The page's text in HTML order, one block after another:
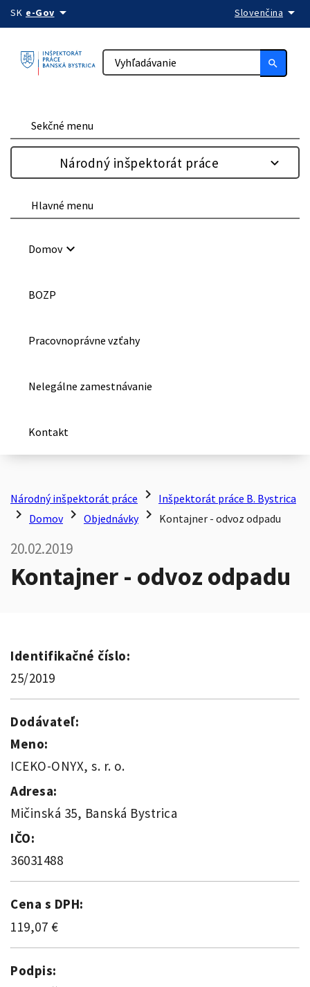
Preskočiť na obsah
SK e-Govarrow_drop_down Slovenčina arrow_drop_down
search
Sekčné menu
Národný inšpektorát práce
Hlavné menu
Domovkeyboard_arrow_down
BOZP
Pracovnoprávne vzťahy
Nelegálne zamestnávanie
Kontakt
Národný inšpektorát práce chevron_right Inšpektorát práce B. Bystrica
chevron_right Domov chevron_right Objednávky chevron_right Kontajner - odvoz odpadu
20.02.2019
Kontajner - odvoz odpadu
Identifikačné číslo:
25/2019
Dodávateľ:
Meno:
ICEKO-ONYX, s. r. o.
Adresa:
Mičinská 35, Banská Bystrica
IČO:
36031488
Cena s DPH:
119,07 €
Podpis: